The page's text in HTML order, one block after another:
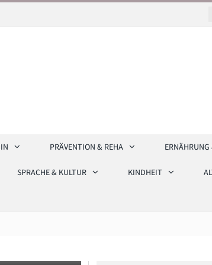
PRÄVENTION & REHA ERNÄHRUNG
SPRACHE & KULTUR KINDHEIT